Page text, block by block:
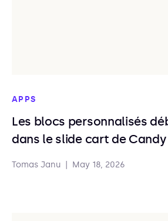
APPS
Les blocs personnalisés
dans le slide cart de Candy
Tomas Janu May 18, 2026